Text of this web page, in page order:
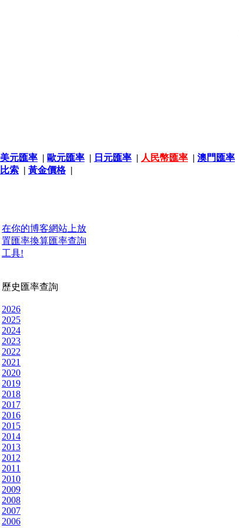
美元匯率 | 歐元匯率 | 日元匯率 | 人民幣匯率 | 澳門匯率
比索 | 黃金價格|
在你的博客網站上放
置匯率換算匯率查詢
工具!
歷史匯率查詢
2026
2025
2024
2023
2022
2021
2020
2019
2018
2017
2016
2015
2014
2013
2012
2011
2010
2009
2008
2007
2006